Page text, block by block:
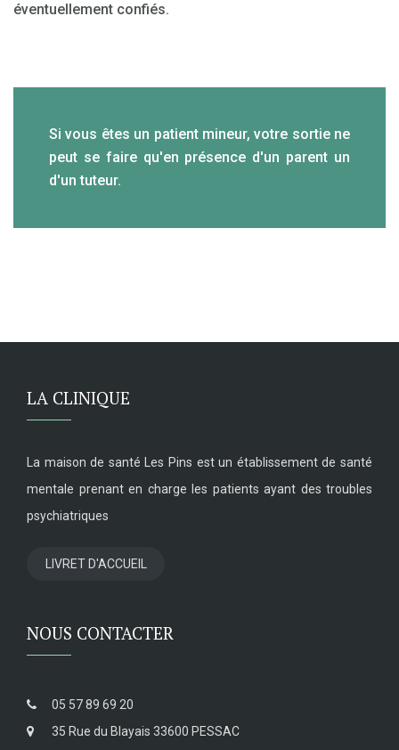
éventuellement confiés.
Si vous êtes un patient mineur, votre sortie ne
peut se faire qu'en présence d'un parent un
d'un tuteur.
LA CLINIQUE
La maison de santé Les Pins est un établissement de santé
mentale prenant en charge les patients ayant des troubles
psychiatriques
LIVRET D'ACCUEIL
NOUS CONTACTER
05 57 89 69 20
35 Rue du Blayais 33600 PESSAC